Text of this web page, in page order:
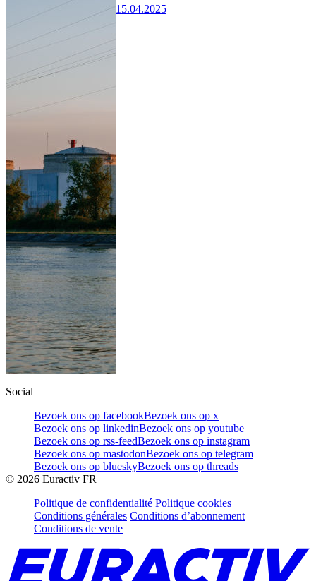
15.04.2025
Social
Bezoek ons op facebookBezoek ons op x
Bezoek ons op linkedinBezoek ons op youtube
Bezoek ons op rss-feedBezoek ons op instagram
Bezoek ons op mastodonBezoek ons op telegram
Bezoek ons op blueskyBezoek ons op threads
© 2026 Euractiv FR
Politique de confidentialité Politique cookies
Conditions générales Conditions d’abonnement
Conditions de vente